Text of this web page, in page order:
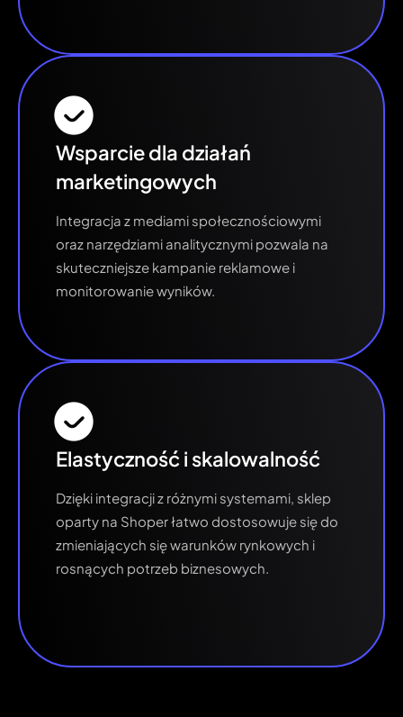
Wsparcie dla działań
marketingowych
Integracja z mediami społecznościowymi
oraz narzędziami analitycznymi pozwala na
skuteczniejsze kampanie reklamowe i
monitorowanie wyników.
Elastyczność i skalowalność
Dzięki integracji z różnymi systemami, sklep
oparty na Shoper łatwo dostosowuje się do
zmieniających się warunków rynkowych i
rosnących potrzeb biznesowych.